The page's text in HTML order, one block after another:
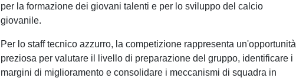
per la formazione dei giovani talenti e per lo sviluppo del calcio
giovanile.
Per lo staff tecnico azzurro, la competizione rappresenta un'opportunità
preziosa per valutare il livello di preparazione del gruppo, identificare i
margini di miglioramento e consolidare i meccanismi di squadra in